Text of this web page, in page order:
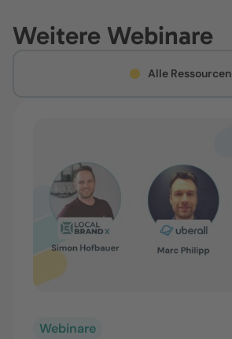
Weitere Webinare
Alle Ressourcen
Webinare